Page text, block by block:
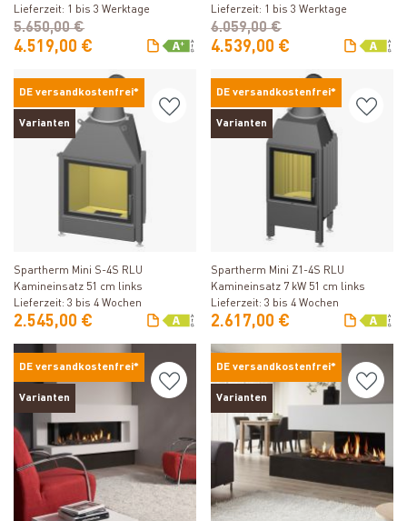
Lieferzeit: 1 bis 3 Werktage
4.519,00 €
5.650,00 €
Lieferzeit: 1 bis 3 Werktage
4.539,00 €
6.059,00 €
DE versandkostenfrei*
Varianten
Produkt ansehen
Spartherm Mini S-4S RLU
Kamineinsatz 51 cm links
Lieferzeit: 3 bis 4 Wochen
2.545,00 €
DE versandkostenfrei*
Varianten
Produkt ansehen
Spartherm Mini Z1-4S RLU
Kamineinsatz 7 kW 51 cm links
Lieferzeit: 3 bis 4 Wochen
2.617,00 €
DE versandkostenfrei*
Varianten
Produkt ansehen
DE versandkostenfrei*
Varianten
Produkt ansehen